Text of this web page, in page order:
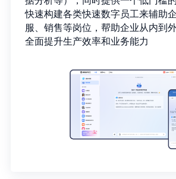
快速构建各类快速数字员工来辅助
服、销售等岗位，帮助企业从内到
全面提升生产效率和业务能力